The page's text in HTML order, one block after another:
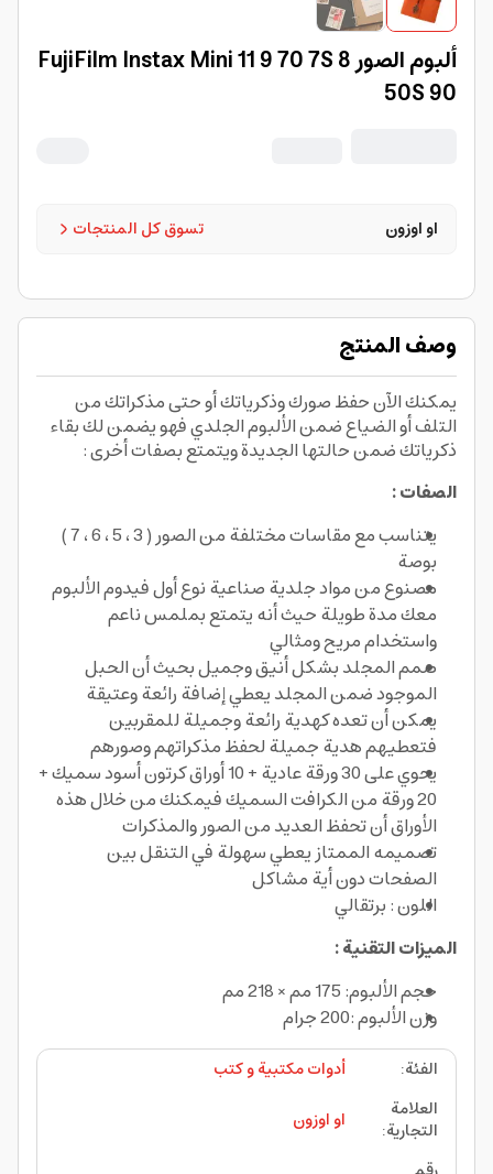
ألبوم الصور FujiFilm Instax Mini 11 9 70 7S 8
50S 90
تسوق كل المنتجات او اوزون
وصف المنتج
يمكنك الآن حفظ صورك وذكرياتك أو حتى مذكراتك من
التلف أو الضياع ضمن الألبوم الجلدي فهو يضمن لك بقاء
ذكرياتك ضمن حالتها الجديدة ويتمتع بصفات أخرى :
الصفات :
يتناسب مع مقاسات مختلفة من الصور ( 3 ، 5 ، 6 ، 7 )
بوصة
مصنوع من مواد جلدية صناعية نوع أول فيدوم الألبوم
معك مدة طويلة حيث أنه يتمتع بملمس ناعم
واستخدام مريح ومثالي
صمم المجلد بشكل أنيق وجميل بحيث أن الحبل
الموجود ضمن المجلد يعطي إضافة رائعة وعتيقة
يمكن أن تعده كهدية رائعة وجميلة للمقربين
فتعطيهم هدية جميلة لحفظ مذكراتهم وصورهم
يحوي على 30 ورقة عادية + 10 أوراق كرتون أسود سميك +
20 ورقة من الكرافت السميك فيمكنك من خلال هذه
الأوراق أن تحفظ العديد من الصور والمذكرات
تصميمه الممتاز يعطي سهولة في التنقل بين
الصفحات دون أية مشاكل
اللون : برتقالي
الميزات التقنية :
حجم الألبوم: 175 مم × 218 مم
وزن الألبوم :200 جرام
الفئة:
أدوات مكتبية و كتب
العلامة
التجارية:
او اوزون